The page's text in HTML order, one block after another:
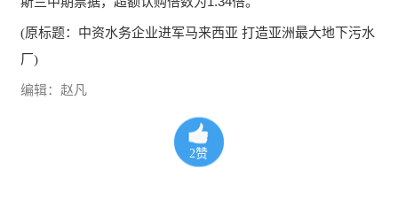
(原标题：中资水务企业进军马来西亚 打造亚洲最大地下污水
厂)
编辑：赵凡
2赞